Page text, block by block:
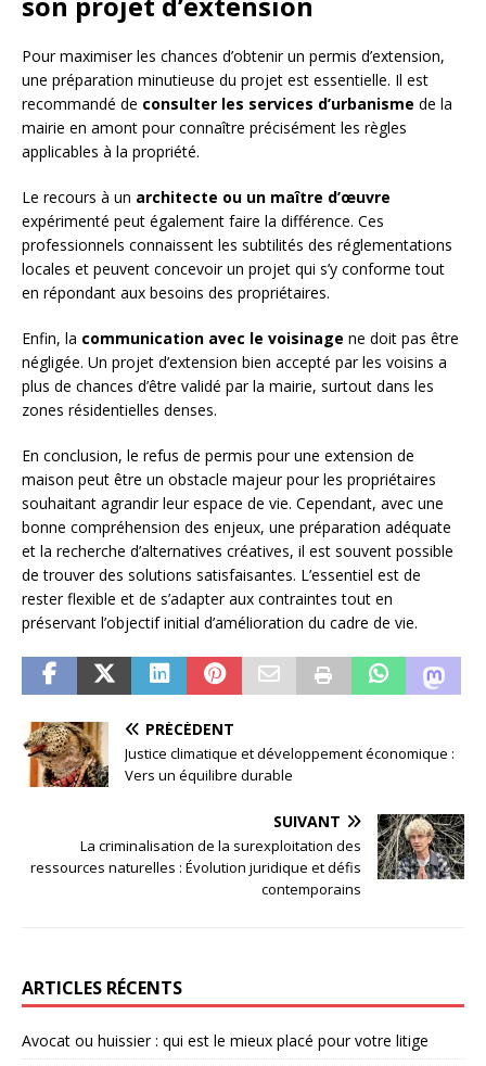
Pour maximiser les chances d’obtenir un permis d’extension,
une préparation minutieuse du projet est essentielle. Il est
recommandé de consulter les services d’urbanisme de la
mairie en amont pour connaître précisément les règles
applicables à la propriété.
Le recours à un architecte ou un maître d’œuvre
expérimenté peut également faire la différence. Ces
professionnels connaissent les subtilités des réglementations
locales et peuvent concevoir un projet qui s’y conforme tout
en répondant aux besoins des propriétaires.
Enfin, la communication avec le voisinage ne doit pas être
négligée. Un projet d’extension bien accepté par les voisins a
plus de chances d’être validé par la mairie, surtout dans les
zones résidentielles denses.
En conclusion, le refus de permis pour une extension de
maison peut être un obstacle majeur pour les propriétaires
souhaitant agrandir leur espace de vie. Cependant, avec une
bonne compréhension des enjeux, une préparation adéquate
et la recherche d’alternatives créatives, il est souvent possible
de trouver des solutions satisfaisantes. L’essentiel est de
rester flexible et de s’adapter aux contraintes tout en
préservant l’objectif initial d’amélioration du cadre de vie.
PRÉCÉDENT
Justice climatique et développement économique :
Vers un équilibre durable
SUIVANT
La criminalisation de la surexploitation des
ressources naturelles : Évolution juridique et défis
contemporains
ARTICLES RÉCENTS
Avocat ou huissier : qui est le mieux placé pour votre litige